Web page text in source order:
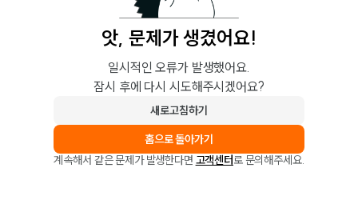
앗, 문제가 생겼어요!
일시적인 오류가 발생했어요.
잠시 후에 다시 시도해주시겠어요?
새로고침하기
홈으로 돌아가기
계속해서 같은 문제가 발생한다면 고객센터로 문의해주세요.